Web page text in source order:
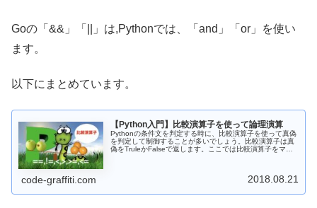
Goの「&&」「||」は,Pythonでは、「and」「or」を使い
ます。
以下にまとめています。
【Python入門】比較演算子を使って論理演算
Pythonの条件文を判定する時に、比較演算子を使って真偽
を判定して制御することが多いでしょう。比較演算子は真
偽をTruleかFalseで返します。ここでは比較演算子をマス
code-graffiti.com 2018.08.21